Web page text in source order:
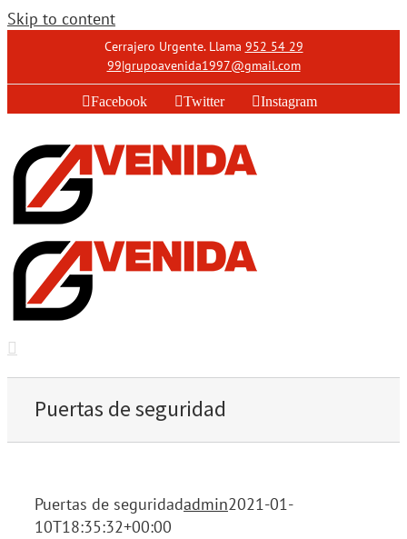
Skip to content
Cerrajero Urgente. Llama 952 54 29
99|grupoavenida1997@gmail.com
Facebook Twitter Instagram
Puertas de seguridad
Puertas de seguridadadmin2021-01-
10T18:35:32+00:00